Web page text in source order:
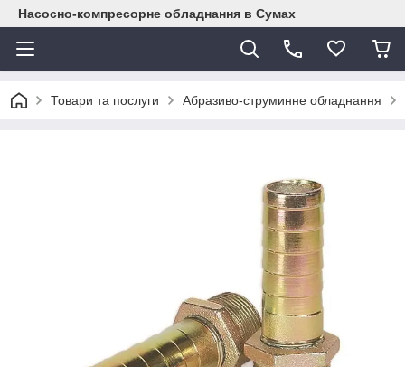
Насосно-компресорне обладнання в Сумах
Товари та послуги Абразиво-струминне обладнання